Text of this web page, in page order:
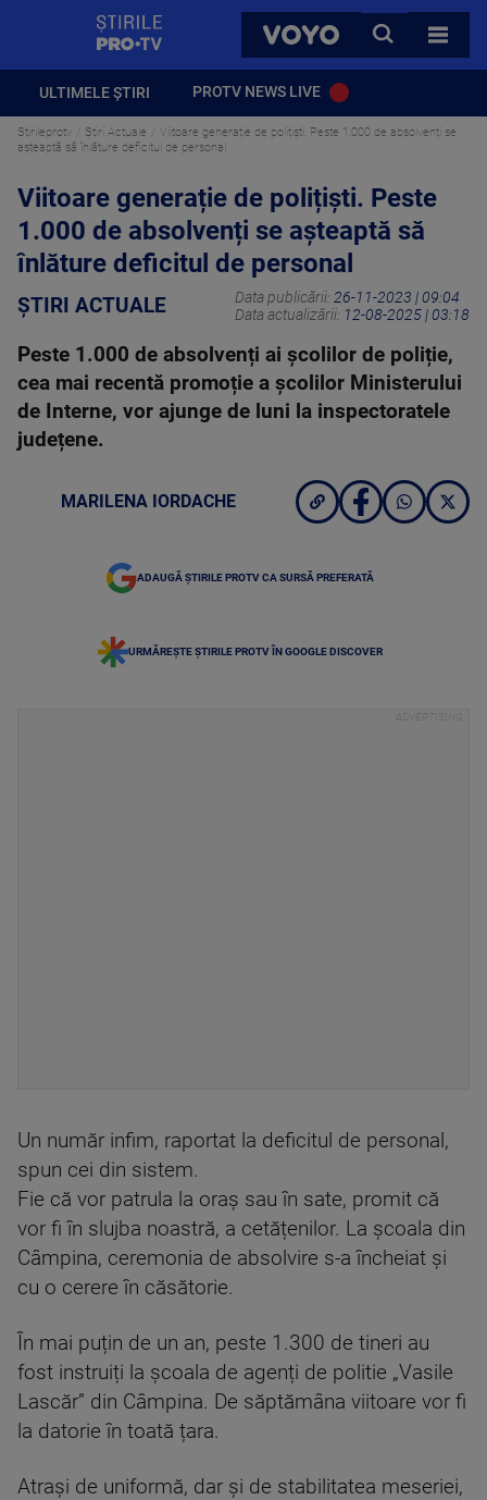
VOYO
CAUTA
TOATE
ULTIMELE ȘTIRI PROTV NEWS LIVE
Stirileprotv Știri Actuale
Viitoare generație de polițiști. Peste 1.000 de absolvenți se
așteaptă să înlăture deficitul de personal
Viitoare generație de polițiști. Peste
1.000 de absolvenți se așteaptă să
înlăture deficitul de personal
ȘTIRI ACTUALE Data publicării: 26-11-2023 | 09:04
Data actualizării: 12-08-2025 | 03:18
Peste 1.000 de absolvenți ai școlilor de poliție,
cea mai recentă promoție a școlilor Ministerului
de Interne, vor ajunge de luni la inspectoratele
județene.
MARILENA IORDACHE
ADAUGĂ ȘTIRILE PROTV CA SURSĂ PREFERATĂ
URMĂREȘTE ȘTIRILE PROTV ÎN GOOGLE DISCOVER
Un număr infim, raportat la deficitul de personal,
spun cei din sistem.
Fie că vor patrula la oraș sau în sate, promit că
vor fi în slujba noastră, a cetățenilor. La școala din
Câmpina, ceremonia de absolvire s-a încheiat și
cu o cerere în căsătorie.
În mai puțin de un an, peste 1.300 de tineri au
fost instruiți la școala de agenți de politie „Vasile
Lascăr” din Câmpina. De săptămâna viitoare vor fi
la datorie în toată țara.
Atrași de uniformă, dar și de stabilitatea meseriei,